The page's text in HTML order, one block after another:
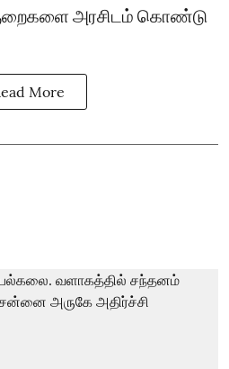
அரசிடம் கொண்டு
More